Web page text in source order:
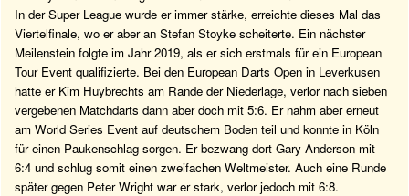
In der Super League wurde er immer stärke, erreichte dieses Mal das
Viertelfinale, wo er aber an Stefan Stoyke scheiterte. Ein nächster
Meilenstein folgte im Jahr 2019, als er sich erstmals für ein European
Tour Event qualifizierte. Bei den European Darts Open in Leverkusen
hatte er Kim Huybrechts am Rande der Niederlage, verlor nach sieben
vergebenen Matchdarts dann aber doch mit 5:6. Er nahm aber erneut
am World Series Event auf deutschem Boden teil und konnte in Köln
für einen Paukenschlag sorgen. Er bezwang dort Gary Anderson mit
6:4 und schlug somit einen zweifachen Weltmeister. Auch eine Runde
später gegen Peter Wright war er stark, verlor jedoch mit 6:8.